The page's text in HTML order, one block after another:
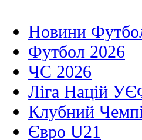
Новини
Футбол 2026
ЧС 2026
Ліга Націй
Клубний
Євро U21